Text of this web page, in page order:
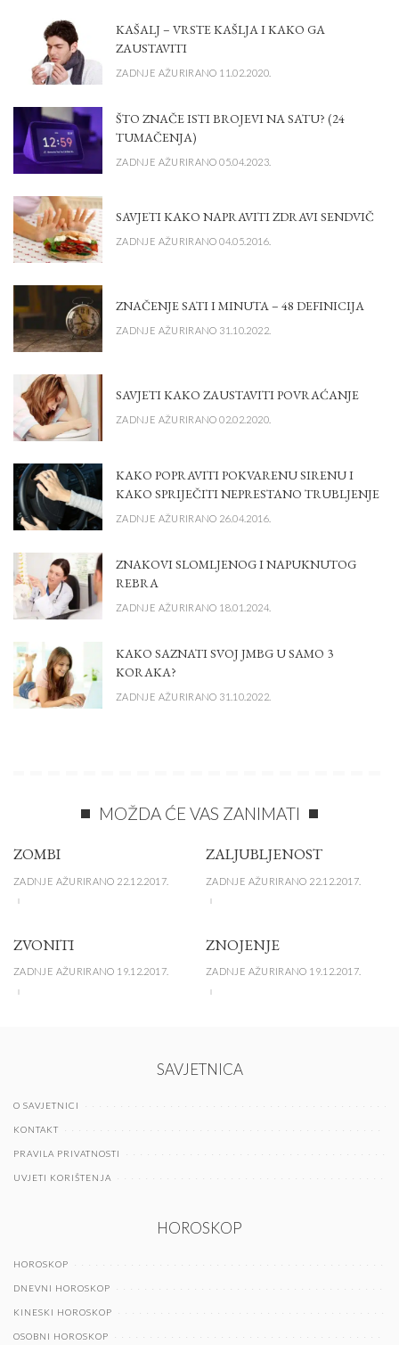
KAŠALJ – VRSTE KAŠLJA I KAKO GA
ZAUSTAVITI
ZADNJE AŽURIRANO 11.02.2020.
ŠTO ZNAČE ISTI BROJEVI NA SATU? (24
TUMAČENJA)
ZADNJE AŽURIRANO 05.04.2023.
SAVJETI KAKO NAPRAVITI ZDRAVI SENDVIČ
ZADNJE AŽURIRANO 04.05.2016.
ZNAČENJE SATI I MINUTA – 48 DEFINICIJA
ZADNJE AŽURIRANO 31.10.2022.
SAVJETI KAKO ZAUSTAVITI POVRAĆANJE
ZADNJE AŽURIRANO 02.02.2020.
KAKO POPRAVITI POKVARENU SIRENU I
KAKO SPRIJEČITI NEPRESTANO TRUBLJENJE
ZADNJE AŽURIRANO 26.04.2016.
ZNAKOVI SLOMLJENOG I NAPUKNUTOG
REBRA
ZADNJE AŽURIRANO 18.01.2024.
KAKO SAZNATI SVOJ JMBG U SAMO 3
KORAKA?
ZADNJE AŽURIRANO 31.10.2022.
MOŽDA ĆE VAS ZANIMATI
ZOMBI
ZADNJE AŽURIRANO 22.12.2017.
ZALJUBLJENOST
ZADNJE AŽURIRANO 22.12.2017.
ZVONITI
ZADNJE AŽURIRANO 19.12.2017.
ZNOJENJE
ZADNJE AŽURIRANO 19.12.2017.
SAVJETNICA
O SAVJETNICI
KONTAKT
PRAVILA PRIVATNOSTI
UVJETI KORIŠTENJA
HOROSKOP
HOROSKOP
DNEVNI HOROSKOP
KINESKI HOROSKOP
OSOBNI HOROSKOP